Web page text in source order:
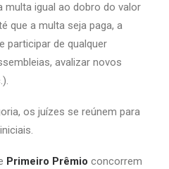
multa igual ao dobro do valor
que a multa seja paga, a
participar de qualquer
avalizar novos
os juízes se reúnem para
Primeiro Prêmio concorrem